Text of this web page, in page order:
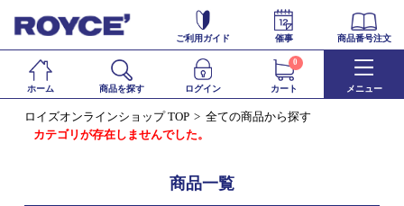
ご利用ガイド 催事 商品番号注文
ホーム 商品を探す ログイン カート
0
メニュー
ロイズオンラインショップ TOP
全ての商品から探す
カテゴリが存在しませんでした。
商品一覧